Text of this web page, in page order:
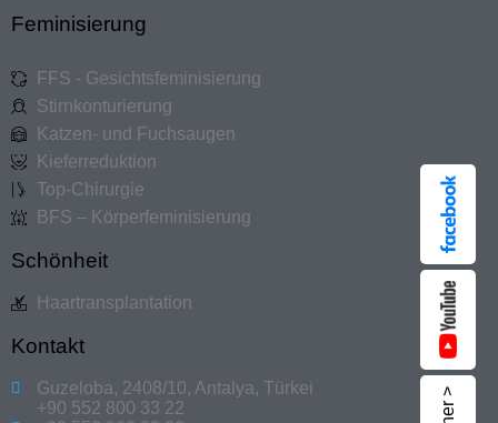
Feminisierung
FFS - Gesichtsfeminisierung
Stirnkonturierung
Katzen- und Fuchsaugen
Kieferreduktion
Top-Chirurgie
BFS – Körperfeminisierung
Schönheit
Haartransplantation
Kontakt
Guzeloba, 2408/10, Antalya, Türkei
+90 552 800 33 22